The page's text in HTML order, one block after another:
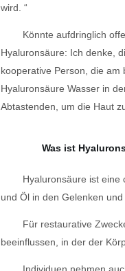
wird. “
Könnte aufdringlich
Hyaluronsäure: Ich denke,
kooperative Person, die am
Hyaluronsäure Wasser in
Abtastenden, um die Haut
Was ist
Hyaluronsäure ist eine
und Öl in den Gelenken
Für restaurative
beeinflussen, in der der
Individuen nehmen